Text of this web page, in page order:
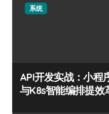
系统
API开发实战：小程
与K8s智能编排提效